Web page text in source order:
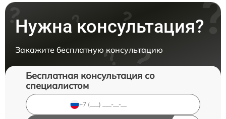
Нужна консультация?
Закажите бесплатную консультацию
Бесплатная консультация со
специалистом